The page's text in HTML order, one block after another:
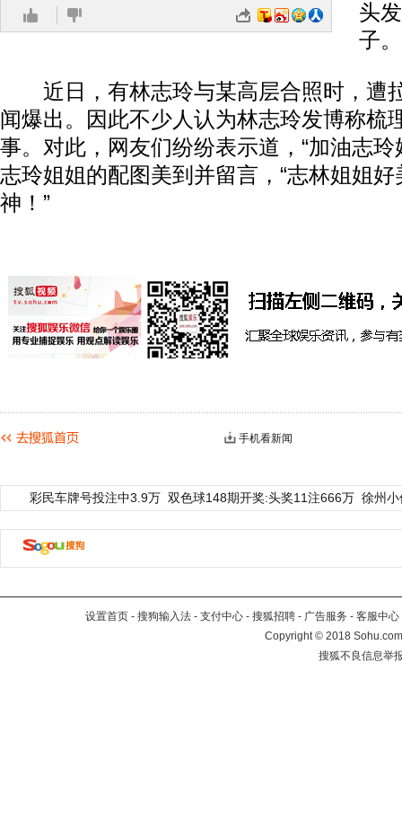
头
子。
近日，有林志玲与某高层合照时，遭
闻爆出。因此不少人认为林志玲发博称梳
事。对此，网友们纷纷表示道，“加油志玲
志玲姐姐的配图美到并留言，“志林姐姐好
神！”
手机看新闻
彩民车牌号投注中3.9万 双色球148期开奖:头奖11注666万 徐州
设置首页 - 搜狗输入法 - 支付中心 - 搜狐招聘 - 广告服务 - 客服中心
Copyright©2018
搜狐不良信息举